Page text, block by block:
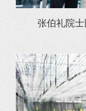
张伯礼院